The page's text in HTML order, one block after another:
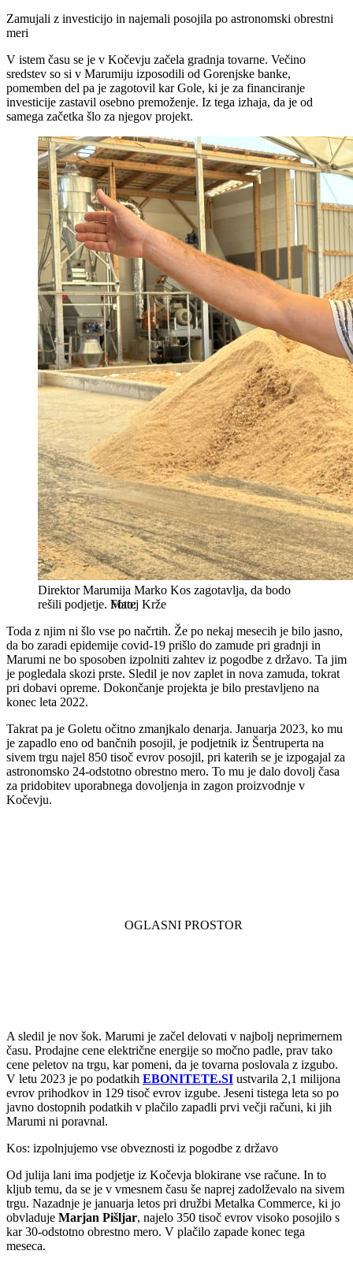
Zamujali z investicijo in najemali posojila po astronomski obrestni
meri
V istem času se je v Kočevju začela gradnja tovarne. Večino
sredstev so si v Marumiju izposodili od Gorenjske banke,
pomemben del pa je zagotovil kar Gole, ki je za financiranje
investicije zastavil osebno premoženje. Iz tega izhaja, da je od
samega začetka šlo za njegov projekt.
Direktor Marumija Marko Kos zagotavlja, da bodo
rešili podjetje. Matej Krže
Toda z njim ni šlo vse po načrtih. Že po nekaj mesecih je bilo jasno,
da bo zaradi epidemije covid-19 prišlo do zamude pri gradnji in
Marumi ne bo sposoben izpolniti zahtev iz pogodbe z državo. Ta jim
je pogledala skozi prste. Sledil je nov zaplet in nova zamuda, tokrat
pri dobavi opreme. Dokončanje projekta je bilo prestavljeno na
konec leta 2022.
Takrat pa je Goletu očitno zmanjkalo denarja. Januarja 2023, ko mu
je zapadlo eno od bančnih posojil, je podjetnik iz Šentruperta na
sivem trgu najel 850 tisoč evrov posojil, pri katerih se je izpogajal za
astronomsko 24-odstotno obrestno mero. To mu je dalo dovolj časa
za pridobitev uporabnega dovoljenja in zagon proizvodnje v
Kočevju.
A sledil je nov šok. Marumi je začel delovati v najbolj neprimernem
času. Prodajne cene električne energije so močno padle, prav tako
cene peletov na trgu, kar pomeni, da je tovarna poslovala z izgubo.
V letu 2023 je po podatkih EBONITETE.SI ustvarila 2,1 milijona
evrov prihodkov in 129 tisoč evrov izgube. Jeseni tistega leta so po
javno dostopnih podatkih v plačilo zapadli prvi večji računi, ki jih
Marumi ni poravnal.
Kos: izpolnjujemo vse obveznosti iz pogodbe z državo
Od julija lani ima podjetje iz Kočevja blokirane vse račune. In to
kljub temu, da se je v vmesnem času še naprej zadolževalo na sivem
trgu. Nazadnje je januarja letos pri družbi Metalka Commerce, ki jo
obvladuje Marjan Pišljar, najelo 350 tisoč evrov visoko posojilo s
kar 30-odstotno obrestno mero. V plačilo zapade konec tega
meseca.